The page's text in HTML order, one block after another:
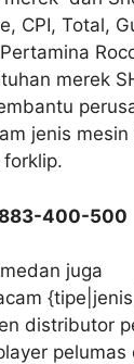
CPI, Total,
merek
jenis mesin
400-500
juga
distributor
pelumas